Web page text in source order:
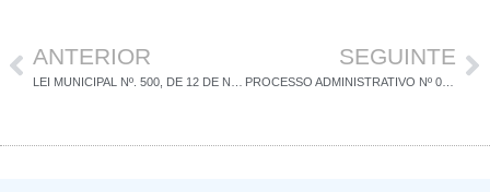
ANTERIOR SEGUINTE
PROCESSO ADMINISTRATIVO Nº 032/2024 – PARECER JURÍDICO/DECISÃO